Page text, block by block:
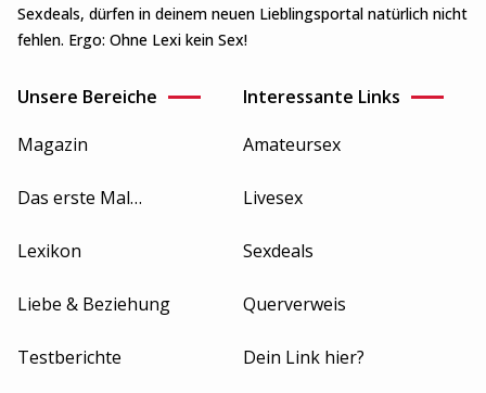
Sexdeals, dürfen in deinem neuen Lieblingsportal natürlich nicht
fehlen. Ergo: Ohne Lexi kein Sex!
Unsere Bereiche
Magazin
Das erste Mal…
Lexikon
Liebe & Beziehung
Testberichte
Interessante Links
Amateursex
Livesex
Sexdeals
Querverweis
Dein Link hier?